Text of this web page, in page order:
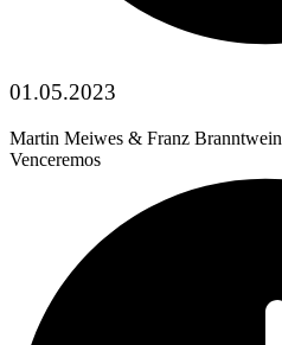
01.05.2023
Martin Meiwes & Franz Branntwein
Venceremos